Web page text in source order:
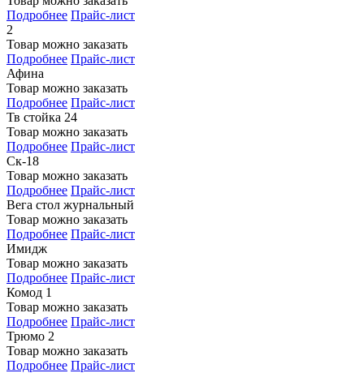
Подробнее Прайс-лист
2
Товар можно заказать
Подробнее Прайс-лист
Афина
Товар можно заказать
Подробнее Прайс-лист
Тв стойка 24
Товар можно заказать
Подробнее Прайс-лист
Ск-18
Товар можно заказать
Подробнее Прайс-лист
Вега стол журнальный
Товар можно заказать
Подробнее Прайс-лист
Имидж
Товар можно заказать
Подробнее Прайс-лист
Комод 1
Товар можно заказать
Подробнее Прайс-лист
Трюмо 2
Товар можно заказать
Подробнее Прайс-лист